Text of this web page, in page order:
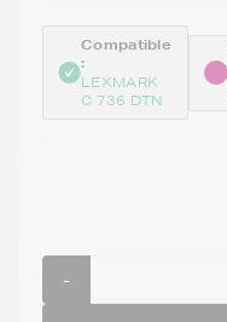
Compatible
:
LEXMARK
C 736 DTN
-